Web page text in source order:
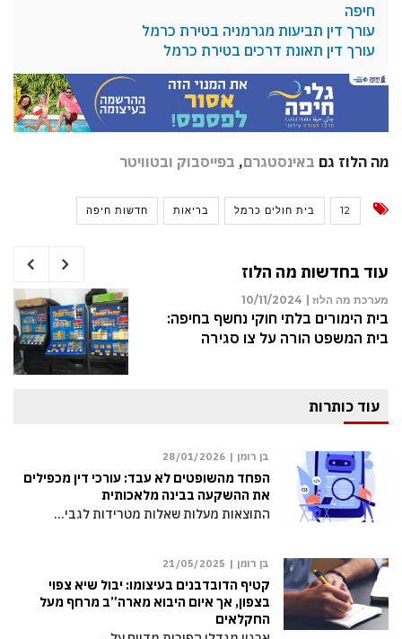
חיפה
עורך דין תביעות מגרמניה בטירת כרמל
עורך דין תאונת דרכים בטירת כרמל
מה הלוז גם באינסטגרם, בפייסבוק ובטוויטר
12 בית חולים כרמל בריאות חדשות חיפה
עוד בחדשות מה הלוז
מערכת מה הלוז | 10/11/2024
בית הימורים בלתי חוקי נחשף בחיפה:
בית המשפט הורה על צו סגירה
עוד כותרות
בן רומן | 28/01/2026
הפחד מהשופטים לא עבד: עורכי דין מכפילים
את ההשקעה בבינה מלאכותית
התוצאות מעלות שאלות מטרידות לגבי…
בן רומן | 21/05/2025
קטיף הדובדבנים בעיצומו: יבול שיא צפוי
בצפון, אך איום היבוא מארה”ב מרחף מעל
החקלאים